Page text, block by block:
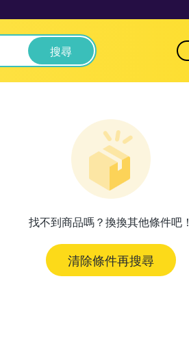
搜尋
找不到商品嗎？換換其他條件吧！
清除條件再搜尋